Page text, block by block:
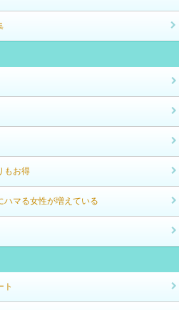
もお得
ハマる女性が増えている
ト